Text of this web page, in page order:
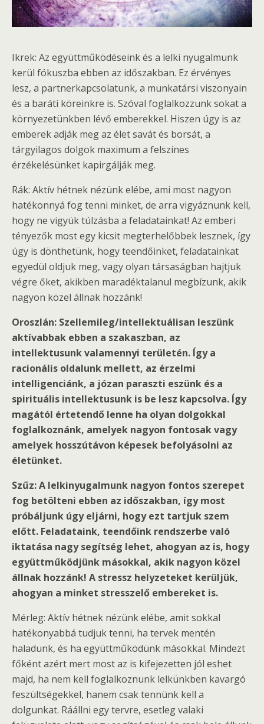
Ikrek: Az együttműködéseink és a lelki nyugalmunk
kerül fókuszba ebben az időszakban. Ez érvényes
lesz, a partnerkapcsolatunk, a munkatársi viszonyain
és a baráti köreinkre is. Szóval foglalkozzunk sokat a
környezetünkben lévő emberekkel. Hiszen úgy is az
emberek adják meg az élet savát és borsát, a
tárgyilagos dolgok maximum a felszínes
érzékelésünket kapirgálják meg.
Rák: Aktív hétnek nézünk elébe, ami most nagyon
hatékonnyá fog tenni minket, de arra vigyáznunk kell,
hogy ne vigyük túlzásba a feladatainkat! Az emberi
tényezők most egy kicsit megterhelőbbek lesznek, így
úgy is dönthetünk, hogy teendőinket, feladatainkat
egyedül oldjuk meg, vagy olyan társaságban hajtjuk
végre őket, akikben maradéktalanul megbízunk, akik
nagyon közel állnak hozzánk!
Oroszlán: Szellemileg/intellektuálisan leszünk
aktívabbak ebben a szakaszban, az
intellektusunk valamennyi területén. Így a
racionális oldalunk mellett, az érzelmi
intelligenciánk, a józan paraszti eszünk és a
spirituális intellektusunk is be lesz kapcsolva. Így
magától értetendő lenne ha olyan dolgokkal
foglalkoznánk, amelyek nagyon fontosak vagy
amelyek hosszútávon képesek befolyásolni az
életünket.
Szűz: A lelkinyugalmunk nagyon fontos szerepet
fog betölteni ebben az időszakban, így most
próbáljunk úgy eljárni, hogy ezt tartjuk szem
előtt. Feladataink, teendőink rendszerbe való
iktatása nagy segítség lehet, ahogyan az is, hogy
együttműködjünk másokkal, akik nagyon közel
állnak hozzánk! A stressz helyzeteket kerüljük,
ahogyan a minket stresszelő embereket is.
Mérleg: Aktív hétnek nézünk elébe, amit sokkal
hatékonyabbá tudjuk tenni, ha tervek mentén
haladunk, és ha együttműködünk másokkal. Mindezt
főként azért mert most az is kifejezetten jól eshet
majd, ha nem kell foglalkoznunk lelkünkben kavargó
feszültségekkel, hanem csak tennünk kell a
dolgunkat. Ráállni egy tervre, esetleg valaki